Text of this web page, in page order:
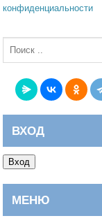
конфиденциальности
ВХОД
Вход
МЕНЮ